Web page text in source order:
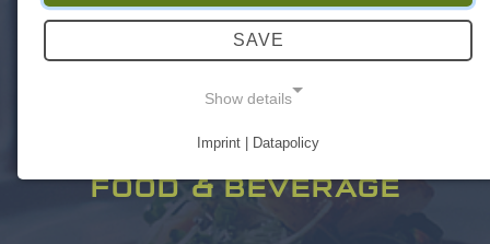
FOOD & BEVERAGE
SAVE
Show details
Imprint | Datapolicy